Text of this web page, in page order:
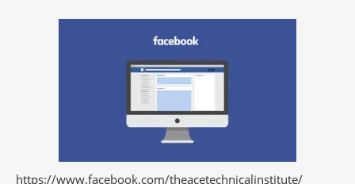
https://www.facebook.com/theacetechnicalinstitute/